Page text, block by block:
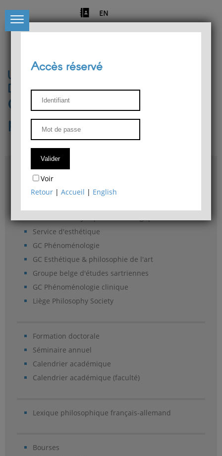
EN
Université de Liège
Département de philosophie
Centre de recherches
phénoménologiques
Accès & plans
Bibliothèque du Département de philosophie
Service d'esthétique
GC Phénoménologie
GC Esthétique & philosophie de l'art
Groupe belge d'études sartriennes
GC Phénoménologie clinique
Liège Philosophy Society
Formation doctorale
Séminaire annuel
Calendrier académique
Calendrier académique (faculté)
Lexique philosophique français-allemand
Bourses
Accès réservé
Voir
Retour |Accueil | English